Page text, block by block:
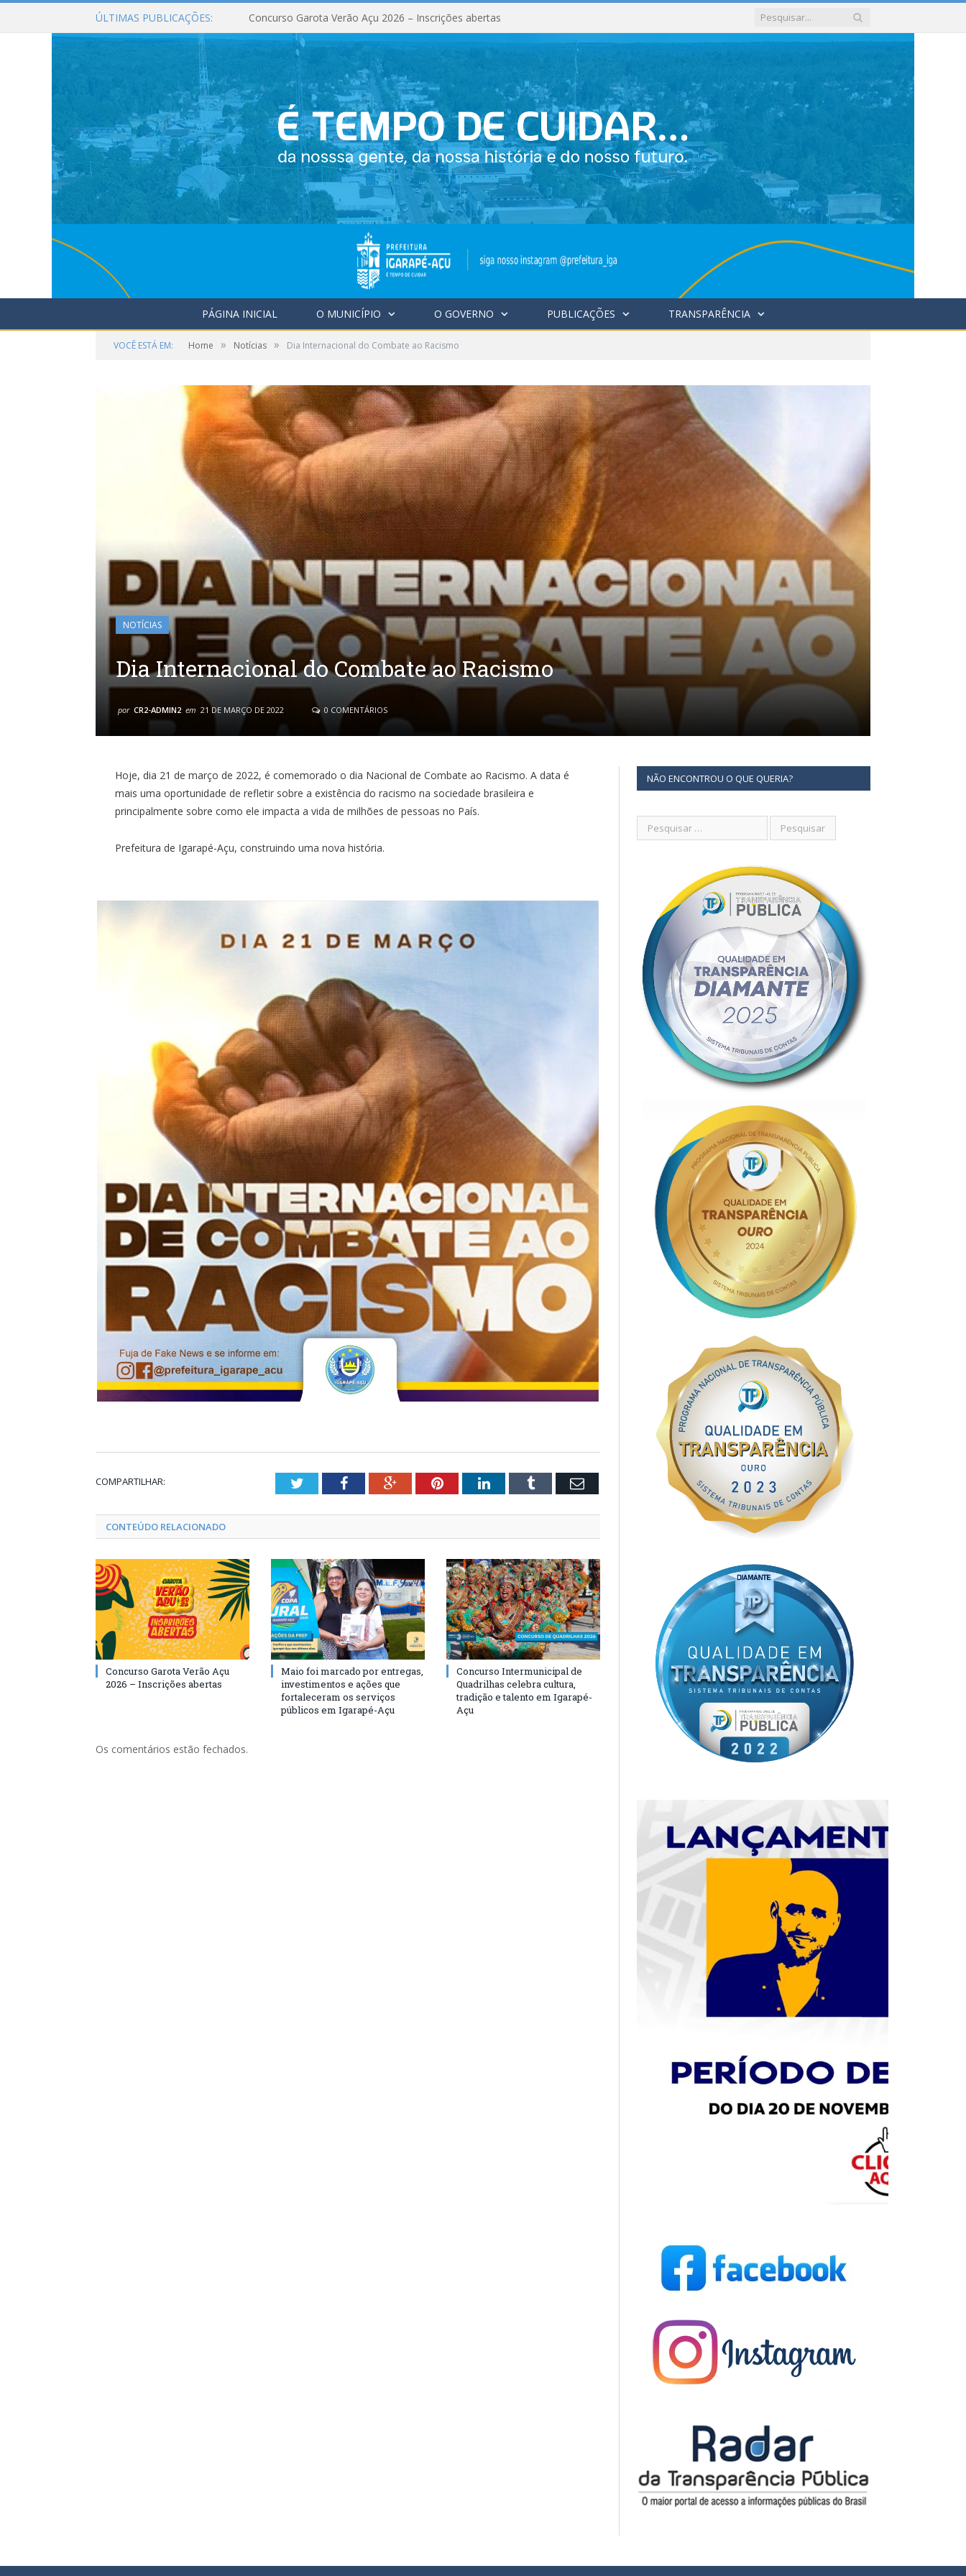
ÚLTIMAS PUBLICAÇÕES: Concurso Garota Verão Açu 2026 – Inscrições abertas
PÁGINA INICIAL O MUNICÍPIO O GOVERNO PUBLICAÇÕES TRANSPARÊNCIA
VOCÊ ESTÁ EM: Home » Notícias » Dia Internacional do Combate ao Racismo
NOTÍCIAS
Dia Internacional do Combate ao Racismo
por CR2-ADMIN2 em 21 DE MARÇO DE 2022 0 COMENTÁRIOS
Hoje, dia 21 de março de 2022, é comemorado o dia Nacional de Combate ao Racismo. A data é
mais uma oportunidade de refletir sobre a existência do racismo na sociedade brasileira e
principalmente sobre como ele impacta a vida de milhões de pessoas no País.
Prefeitura de Igarapé-Açu, construindo uma nova história.
COMPARTILHAR: TwitterFacebookGoogle+PinterestLinkedInTumblr Email
CONTEÚDO RELACIONADO
Concurso Garota Verão Açu
2026 – Inscrições abertas
Maio foi marcado por entregas,
investimentos e ações que
fortaleceram os serviços
públicos em Igarapé-Açu
Concurso Intermunicipal de
Quadrilhas celebra cultura,
tradição e talento em Igarapé-
Açu
Os comentários estão fechados.
NÃO ENCONTROU O QUE QUERIA?